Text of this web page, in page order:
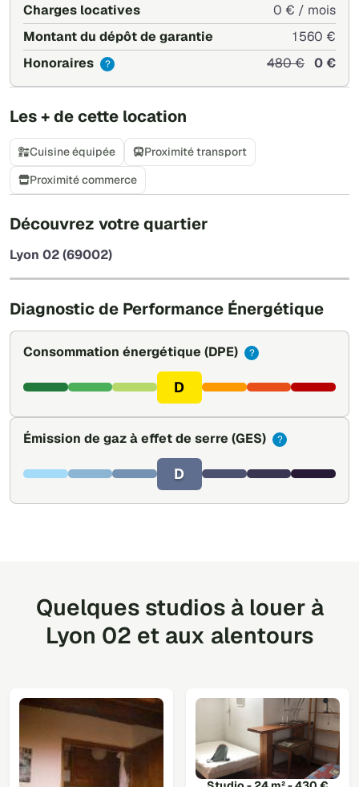
Charges locatives
0 € / mois
Montant du dépôt de garantie
1 560 €
Honoraires
? 480 € 0 €
Les + de cette location
Cuisine équipée
Proximité transport
Proximité commerce
Découvrez votre quartier
Lyon 02 (69002)
Diagnostic de Performance Énergétique
Consommation énergétique (DPE) ?
D
Émission de gaz à effet de serre (GES) ?
D
Quelques studios à louer à
Lyon 02 et aux alentours